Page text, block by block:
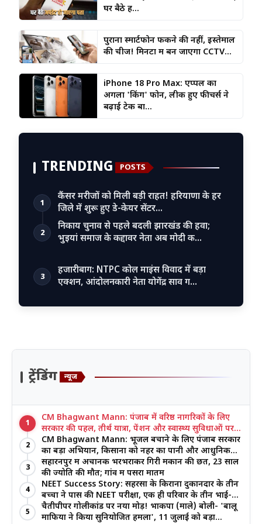
घर बैठे ह...
पुराना स्मार्टफोन फेंकने की नहीं, इस्तेमाल
की चीज! मिनटों में बन जाएगा CCTV...
iPhone 18 Pro Max: एप्पल का
अगला 'किंग' फोन, लीक हुए फीचर्स ने
बढ़ाई टेक बा...
TRENDING POSTS
1
कैंसर मरीजों को मिली बड़ी राहत! हरियाणा के हर
जिले में शुरू हुए डे-केयर सेंटर…
2
निकाय चुनाव से पहले बदली झारखंड की हवा;
भुइयां समाज के कद्दावर नेता अब मोदी क…
3
हजारीबाग: NTPC कोल माइंस विवाद में बड़ा
एक्शन, आंदोलनकारी नेता योगेंद्र साव ग…
ट्रेंडिंग न्यूज
1
CM Bhagwant Mann: पंजाब में वरिष्ठ नागरिकों के लिए
सरकार की पहल, तीर्थ यात्रा, पेंशन और स्वास्थ्य सुविधाओं पर
जोर
2
CM Bhagwant Mann: भूजल बचाने के लिए पंजाब सरकार
का बड़ा अभियान, किसानों को नहर का पानी और आधुनिक
खेती का मिल रहा लाभ
3
सहारनपुर में अचानक भरभराकर गिरी मकान की छत, 23 साल
की ज्योति की मौत; गांव में पसरा मातम
4
NEET Success Story: सहरसा के किराना दुकानदार के तीन
बच्चों ने पास की NEET परीक्षा, एक ही परिवार के तीन भाई-
बहनों ने रचा इतिहास
5
चैतीपीपर गोलीकांड पर नया मोड़! भाकपा (माले) बोली- 'बालू
माफिया ने किया सुनियोजित हमला', 11 जुलाई को बड़ा